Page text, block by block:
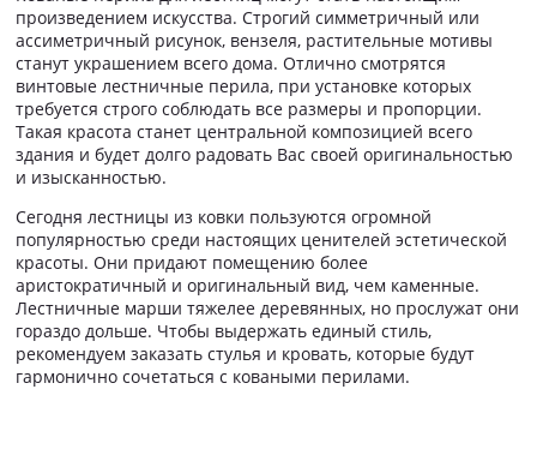
произведением искусства. Строгий симметричный или
ассиметричный рисунок, вензеля, растительные мотивы
станут украшением всего дома. Отлично смотрятся
винтовые лестничные перила, при установке которых
требуется строго соблюдать все размеры и пропорции.
Такая красота станет центральной композицией всего
здания и будет долго радовать Вас своей оригинальностью
и изысканностью.
Сегодня лестницы из ковки пользуются огромной
популярностью среди настоящих ценителей эстетической
красоты. Они придают помещению более
аристократичный и оригинальный вид, чем каменные.
Лестничные марши тяжелее деревянных, но прослужат они
гораздо дольше. Чтобы выдержать единый стиль,
рекомендуем заказать стулья и кровать, которые будут
гармонично сочетаться с коваными перилами.